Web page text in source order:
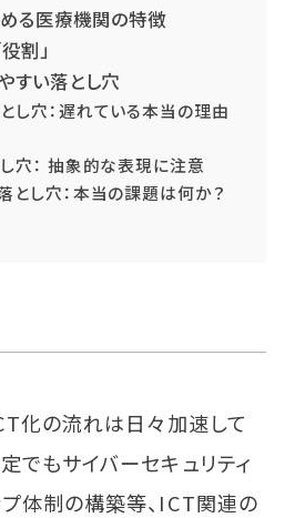
る医療機関の特徴
割」
すい落とし穴
し穴：遅れている本当の理由
穴： 抽象的な表現に注意
とし穴：本当の課題は何か？
化の流れは日々加速して
でもサイバーセキュリティ
体制の構築等、ICT関連の